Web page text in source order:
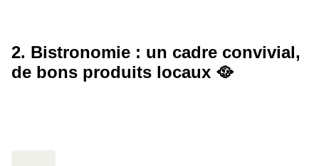
2. Bistronomie : un cadre convivial,
de bons produits locaux 🥘